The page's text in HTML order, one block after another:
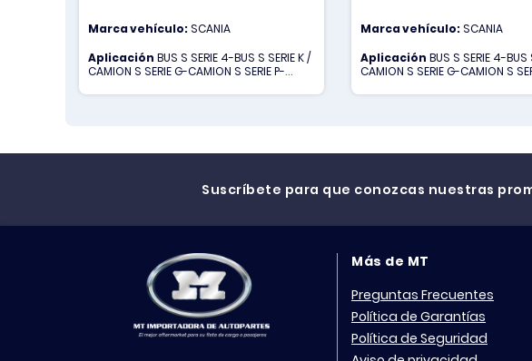
Marca vehículo:SCANIA
Aplicación BUS S SERIE 4-BUS S SERIE K /
CAMION S SERIE G-CAMION S SERIE P-
Marca vehículo:SCANIA
Aplicación BUS S SERIE 4-BUS
CAMION S SERIE G-CAMION S
Suscríbete para que conozcas nuestras
Más de MT
Preguntas Frecuentes
Política de Garantías
Política de Seguridad